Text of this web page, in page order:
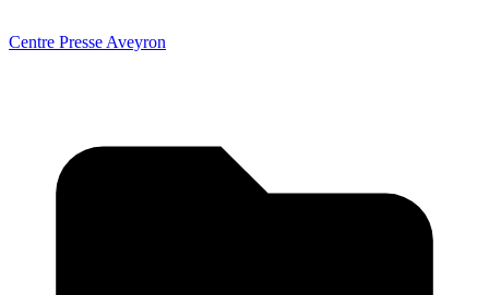
Centre Presse Aveyron